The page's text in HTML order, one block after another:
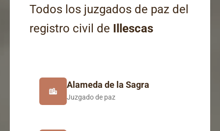
Todos los juzgados de paz del
registro civil de Illescas
Alameda de la Sagra
Juzgado de paz